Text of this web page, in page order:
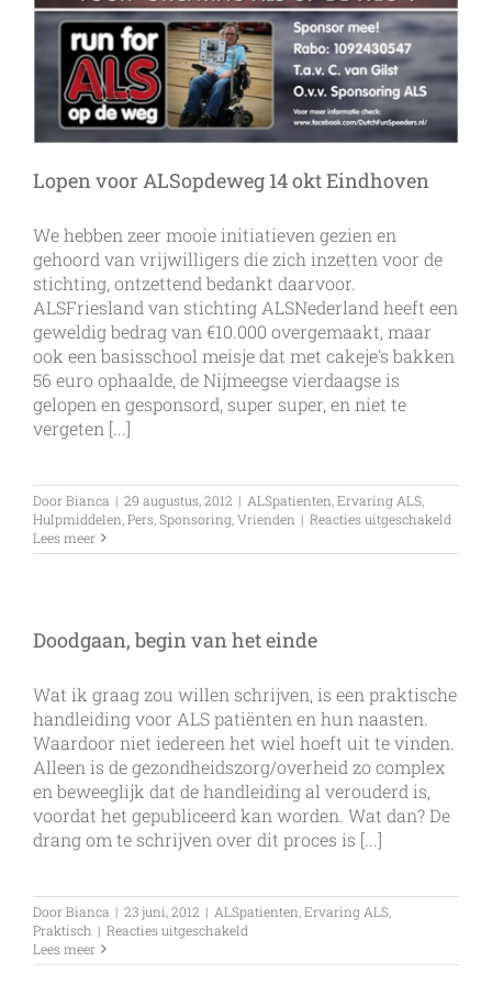
Lopen voor ALSopdeweg 14 okt Eindhoven
We hebben zeer mooie initiatieven gezien en
gehoord van vrijwilligers die zich inzetten voor de
stichting, ontzettend bedankt daarvoor.
ALSFriesland van stichting ALSNederland heeft een
geweldig bedrag van €10.000 overgemaakt, maar
ook een basisschool meisje dat met cakeje's bakken
56 euro ophaalde, de Nijmeegse vierdaagse is
gelopen en gesponsord, super super, en niet te
vergeten [...]
DoorBianca | 29 augustus, 2012 | ALSpatienten Ervaring ALS
Hulpmiddelen Pers Sponsoring Vrienden | Reacties uitgeschakeld
voor
Lees meer
Doodgaan, begin van het einde
Wat ik graag zou willen schrijven, is een praktische
handleiding voor ALS patiënten en hun naasten.
Waardoor niet iedereen het wiel hoeft uit te vinden.
Alleen is de gezondheidszorg/overheid zo complex
en beweeglijk dat de handleiding al verouderd is,
voordat het gepubliceerd kan worden. Wat dan? De
drang om te schrijven over dit proces is [...]
DoorBianca | 23 juni, 2012 | ALSpatienten Ervaring ALS
Praktisch | Reacties uitgeschakeld
begin
Lees meer